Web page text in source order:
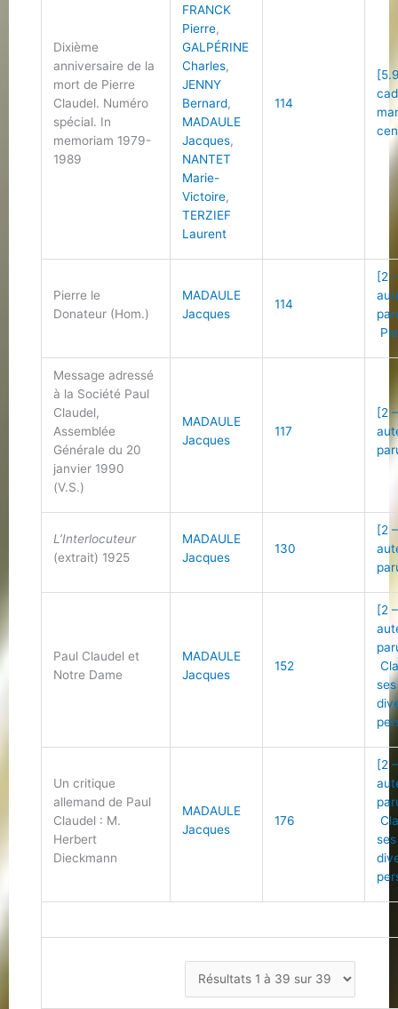
Dixième
anniversaire de la
mort de Pierre
Claudel. Numéro
spécial. In
memoriam 1979-
1989
FRANCK
Pierre,
GALPÉRINE
Charles,
JENNY
Bernard,
MADAULE
Jacques,
NANTET
Marie-
Victoire,
TERZIEF
Laurent
114
Pierre le
Donateur (Hom.)
MADAULE
Jacques
114
[2
Message adressé
à la Société Paul
Claudel,
Assemblée
Générale du 20
janvier 1990
(V.S.)
MADAULE
Jacques
117
[2
L’Interlocuteur
(extrait) 1925
MADAULE
Jacques
130
[2
Paul Claudel et
Notre Dame
MADAULE
Jacques
152
[2
Un critique
allemand de Paul
Claudel : M.
Herbert
Dieckmann
MADAULE
Jacques
176
[2